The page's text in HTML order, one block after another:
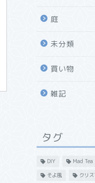
庭
未分類
買い物
雑記
タグ
DIY Mad
そよ風
クリ